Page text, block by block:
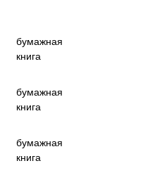
бумажная
книга
бумажная
книга
бумажная
книга